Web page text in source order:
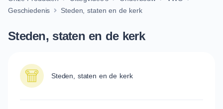
vakken
vakken.
Geschiedenis
Steden, staten en de kerk
Steden, staten en de kerk
Steden, staten en de kerk